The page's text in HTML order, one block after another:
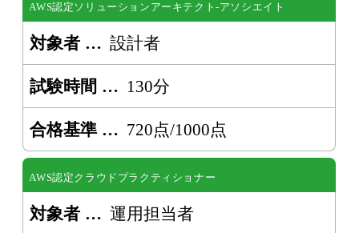
AWS認定ソリューションアーキテクト-アソシエイト
対象者 設計者
試験時間 130分
合格基準 720点/1000点
AWS認定クラウドプラクティショナー
対象者 運用担当者